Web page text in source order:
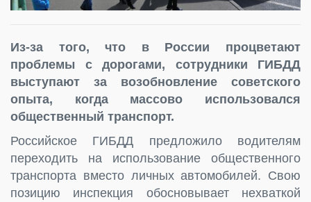
Из-за того, что в России процветают
проблемы с дорогами, сотрудники ГИБДД
выступают за возобновление советского
опыта, когда массово использовался
общественный транспорт.
Российское ГИБДД предложило водителям
переходить на использование общественного
транспорта вместо личных автомобилей. Свою
позицию инспекция обосновывает нехваткой